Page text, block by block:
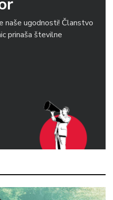
naše ugodnosti! Članstvo
prinaša številne